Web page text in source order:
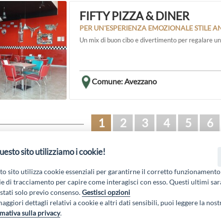
FIFTY PIZZA & DINER
PER UN'ESPERIENZA EMOZIONALE STILE
Un mix di buon cibo e divertimento per regalare
Comune: Avezzano
1 2 3 4 5 6
PSL La Terra dei M@rsi - Fondo FEASR; Sottomisura 19.2; Tipologia di
– Progetto “Innovazione nel turismo per i servizi e la qualità della
sito utilizziamo i cookie!
sito utilizza cookie essenziali per garantirne il corretto funzionamento
di tracciamento per capire come interagisci con esso. Questi ultimi
solo previo consenso.Gestisci opzioni
dettagli relativi a cookie e altri dati sensibili, puoi leggere la
sulla privacy.